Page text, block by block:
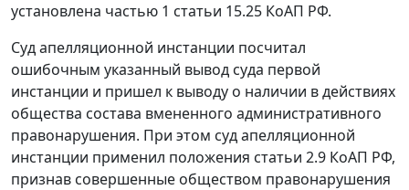
установлена частью 1 статьи 15.25 КоАП РФ.
Суд апелляционной инстанции посчитал
ошибочным указанный вывод суда первой
инстанции и пришел к выводу о наличии в действиях
общества состава вмененного административного
правонарушения. При этом суд апелляционной
инстанции применил положения статьи 2.9 КоАП РФ,
признав совершенные обществом правонарушения